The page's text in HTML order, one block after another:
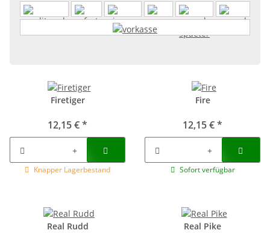
Firetiger
12,15 €*
Knapper Lagerbestand
Fire
12,15 €*
Sofort verfügbar
Real Rudd Real Pike